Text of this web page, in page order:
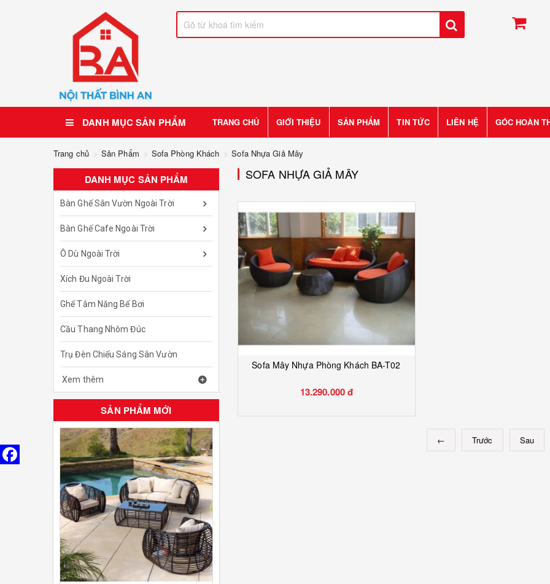
DANH MỤC SẢN PHẨM TRANG CHỦ GIỚI THIỆU SẢN PHẨM TIN TỨC LIÊN HỆ GÓC HOÀN
Trang chủ Sản Phẩm Sofa Phòng Khách Sofa Nhựa Giả Mây
SOFA NHỰA GIẢ MÂY
Sofa Mây Nhựa Phòng Khách BA-T02
13.290.000 đ
← Trước Sau
DANH MỤC SẢN PHẨM
Bàn Ghế Sân Vườn Ngoài Trời
Bàn Ghế Cafe Ngoài Trời
Ô Dù Ngoài Trời
Xích Đu Ngoài Trời
Ghế Tắm Nắng Bể Bơi
Cầu Thang Nhôm Đúc
Trụ Đèn Chiếu Sáng Sân Vườn
Xem thêm
SẢN PHẨM MỚI